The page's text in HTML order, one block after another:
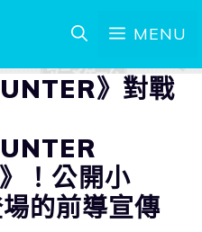
MENU
》對戰
！公開小
的前導宣傳